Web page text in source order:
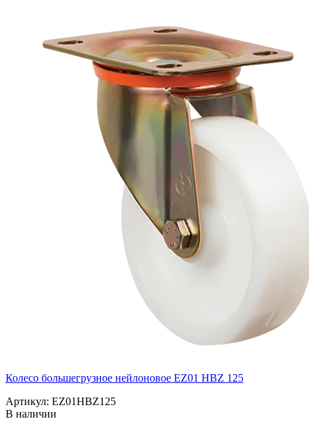
Колесо большегрузное нейлоновое EZ01 HBZ 125
Артикул: EZ01HBZ125
В наличии